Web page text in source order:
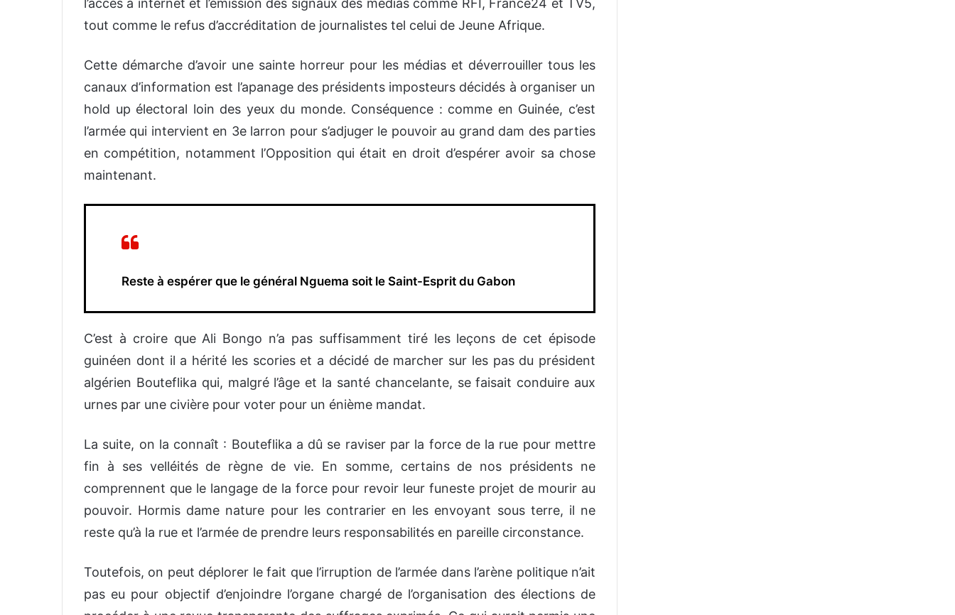
l’accès à internet et l’émission des signaux des médias comme RFI, France24 etTV5,
tout comme le refus d’accréditation de journalistes tel celui de Jeune Afrique.
Cette démarche d’avoir une sainte horreur pour les médias et déverrouiller tous les
canaux d’information est l’apanage des présidents imposteurs décidés à organiserun
hold up électoral loin des yeux du monde. Conséquence : comme en Guinée, c’est
l’armée qui intervient en 3elarron pour s’adjuger le pouvoir au grand dam des parties
en compétition, notamment l’Opposition qui était en droit d’espérer avoir sa chose
maintenant.
Reste à espérer que le général Nguema soit le Saint-Esprit du Gabon
C’est à croire que Ali Bongo n’a pas suffisamment tiré les leçons de cet épisode
guinéen dont il a hérité les scories et a décidé de marcher sur les pas du président
algérien Bouteflika qui, malgré l’âge et la santé chancelante, se faisait conduire aux
urnes par une civière pour voter pour un énième mandat.
La suite, on la connaît : Bouteflika a dû se raviser par la force de la rue pour mettre
fin à ses velléités de règne de vie. En somme, certains de nos présidents ne
comprennent que le langage de la force pour revoir leur funeste projet de mourir au
pouvoir. Hormis dame nature pour les contrarier en les envoyant sous terre, il ne
reste qu’à la rue et l’armée de prendre leurs responsabilités en pareille circonstance.
Toutefois, on peut déplorer le fait que l’irruption de l’armée dans l’arène politique n’ait
pas eu pour objectif d’enjoindre l’organe chargé de l’organisation des élections de